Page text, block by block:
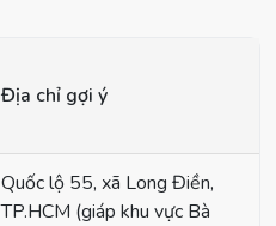
Địa chỉ gợi ý
Quốc lộ 55, xã Long Điền,
TP.HCM (giáp khu vực Bà